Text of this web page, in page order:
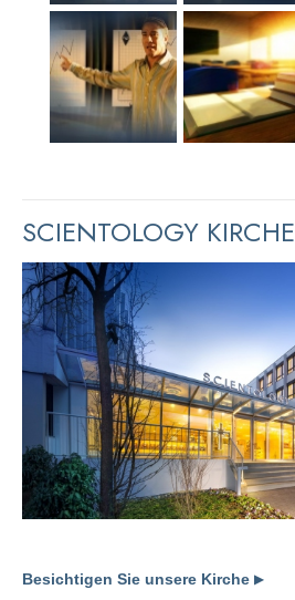
SCIENTOLOGY
Besichtigen Sie unsere Kirche ▶